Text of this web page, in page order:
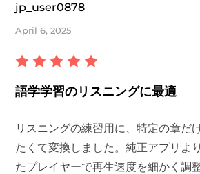
jp_user0878
April 6, 2025
語学学習のリスニングに最適
リスニングの練習用に、特定の章だ
たくて変換しました。純正アプリよ
たプレイヤーで再生速度を細かく調